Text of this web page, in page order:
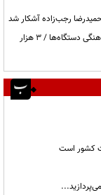
حمیدرضا رجب‌زاده آشکار شد
ریمـدان؛ مرزی گرفتار در صف، کمبود زیرساخت و ضعف هماهنگی دستگاه‌ها / ۳ هزار
کشور است